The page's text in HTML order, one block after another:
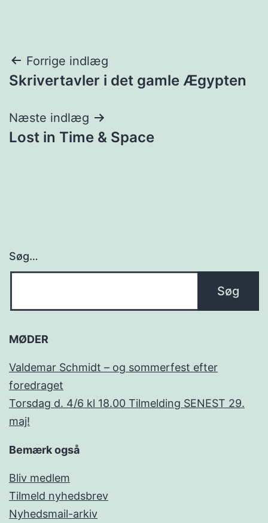
Indlægsnavigation
Forrige indlæg
Skrivertavler i det gamle Ægypten
Næste indlæg
Lost in Time & Space
Søg…
MØDER
Valdemar Schmidt – og sommerfest efter
foredraget
Torsdag d. 4/6 kl 18.00 Tilmelding SENEST 29.
maj!
Bemærk også
Bliv medlem
Tilmeld nyhedsbrev
Nyhedsmail-arkiv